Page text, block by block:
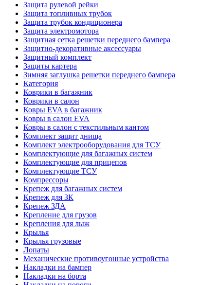
Защита рулевой рейки
Защита топливных трубок
Защита трубок кондиционера
Защита электромотора
Защитная сетка решетки переднего бампера
Защитно-декоративные аксессуары
Защитный комплект
Защиты картера
Зимняя заглушка решетки переднего бампера
Категория
Коврики в багажник
Коврики в салон
Ковры EVA в багажник
Ковры в салон EVA
Ковры в салон с текстильным кантом
Комплект защит днища
Комплект электрооборудования для ТСУ
Комплектующие для багажных систем
Комплектующие для прицепов
Комплектующие ТСУ
Компрессоры
Крепеж для багажных систем
Крепеж для ЗК
Крепеж ЗДА
Крепление для грузов
Крепления для лыж
Крылья
Крылья грузовые
Лопаты
Механические противоугонные устройства
Накладки на бампер
Накладки на борта